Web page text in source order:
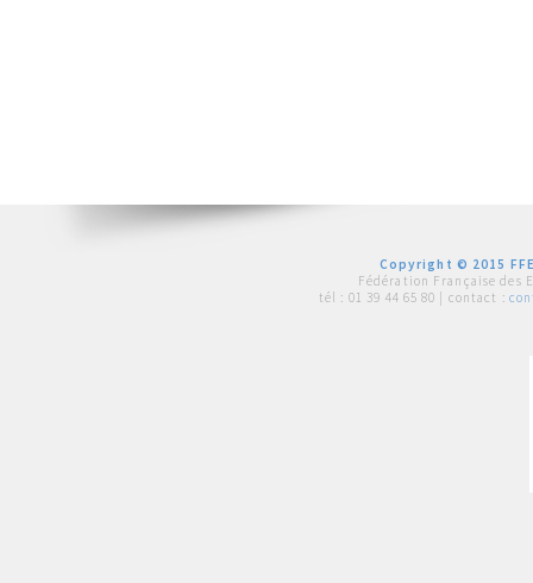
Copyright © 2015
Fédération Française des
tél : 01 39 44 65 80 | contact :